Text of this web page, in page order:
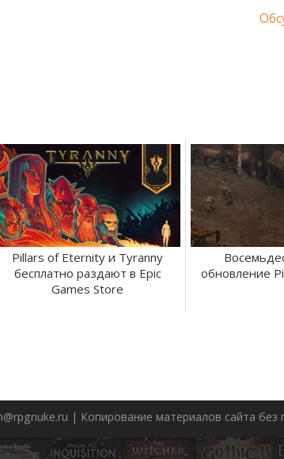
Pillars of Eternity и Tyranny
бесплатно раздают в Epic
Games Store
обновление
| Копирование материалов сайта